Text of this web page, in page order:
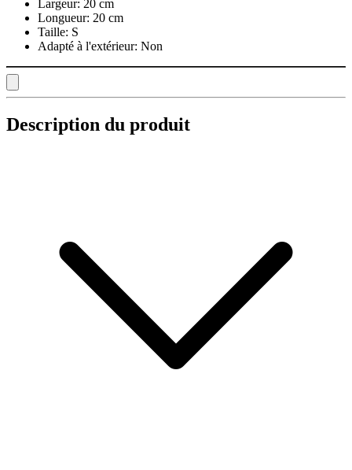
Largeur: 20 cm
Longueur: 20 cm
Taille: S
Adapté à l'extérieur: Non
Description du produit